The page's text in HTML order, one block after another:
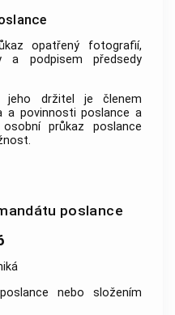
opatřený fotografií,
a podpisem předsedy
jeho držitel je členem
a povinnosti poslance a
průkaz poslance
poslance
nebo složením